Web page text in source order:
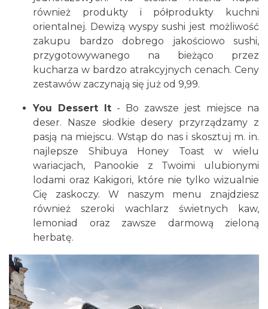
również produkty i półprodukty kuchni
orientalnej. Dewizą wyspy sushi jest możliwość
zakupu bardzo dobrego jakościowo sushi,
przygotowywanego na bieżąco przez
kucharza w bardzo atrakcyjnych cenach. Ceny
zestawów zaczynają się już od 9,99.
You Dessert It - Bo zawsze jest miejsce na
deser. Nasze słodkie desery przyrządzamy z
pasją na miejscu. Wstąp do nas i skosztuj m. in.
najlepsze Shibuya Honey Toast w wielu
wariacjach, Panookie z Twoimi ulubionymi
lodami oraz Kakigori, które nie tylko wizualnie
Cię zaskoczy. W naszym menu znajdziesz
również szeroki wachlarz świetnych kaw,
lemoniad oraz zawsze darmową zieloną
herbatę.